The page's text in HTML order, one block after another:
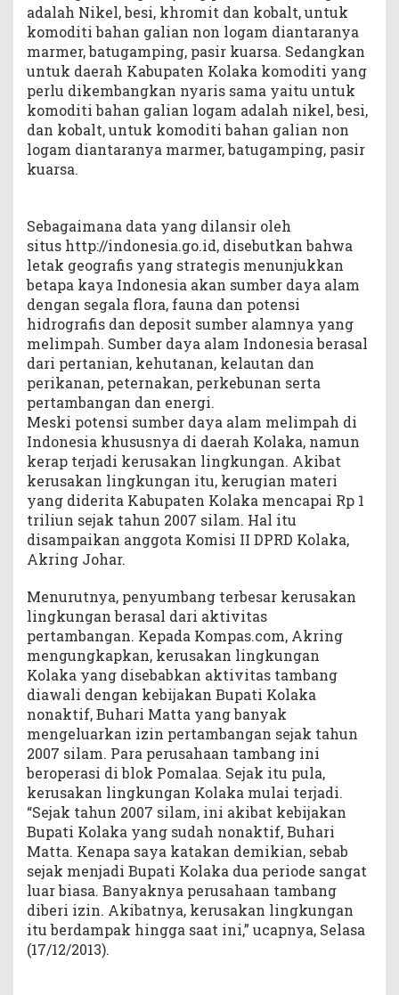
adalah Nikel, besi, khromit dan kobalt, untuk
komoditi bahan galian non logam diantaranya
marmer, batugamping, pasir kuarsa. Sedangkan
untuk daerah Kabupaten Kolaka komoditi yang
perlu dikembangkan nyaris sama yaitu untuk
komoditi bahan galian logam adalah nikel, besi,
dan kobalt, untuk komoditi bahan galian non
logam diantaranya marmer, batugamping, pasir
kuarsa.
Sebagaimana data yang dilansir oleh
situs http://indonesia.go.id, disebutkan bahwa
letak geografis yang strategis menunjukkan
betapa kaya Indonesia akan sumber daya alam
dengan segala flora, fauna dan potensi
hidrografis dan deposit sumber alamnya yang
melimpah. Sumber daya alam Indonesia berasal
dari pertanian, kehutanan, kelautan dan
perikanan, peternakan, perkebunan serta
pertambangan dan energi.
Meski potensi sumber daya alam melimpah di
Indonesia khususnya di daerah Kolaka, namun
kerap terjadi kerusakan lingkungan. Akibat
kerusakan lingkungan itu, kerugian materi
yang diderita Kabupaten Kolaka mencapai Rp 1
triliun sejak tahun 2007 silam. Hal itu
disampaikan anggota Komisi II DPRD Kolaka,
Akring Johar.
Menurutnya, penyumbang terbesar kerusakan
lingkungan berasal dari aktivitas
pertambangan. Kepada Kompas.com, Akring
mengungkapkan, kerusakan lingkungan
Kolaka yang disebabkan aktivitas tambang
diawali dengan kebijakan Bupati Kolaka
nonaktif, Buhari Matta yang banyak
mengeluarkan izin pertambangan sejak tahun
2007 silam. Para perusahaan tambang ini
beroperasi di blok Pomalaa. Sejak itu pula,
kerusakan lingkungan Kolaka mulai terjadi.
“Sejak tahun 2007 silam, ini akibat kebijakan
Bupati Kolaka yang sudah nonaktif, Buhari
Matta. Kenapa saya katakan demikian, sebab
sejak menjadi Bupati Kolaka dua periode sangat
luar biasa. Banyaknya perusahaan tambang
diberi izin. Akibatnya, kerusakan lingkungan
itu berdampak hingga saat ini,” ucapnya, Selasa
(17/12/2013).